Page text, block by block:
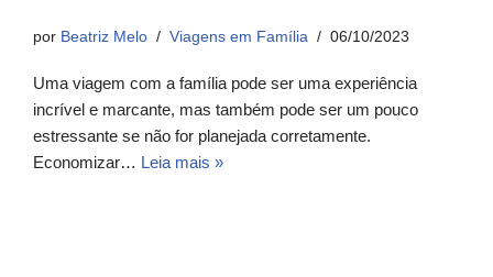
por Beatriz Melo Viagens em Família 06/10/2023
Uma viagem com a família pode ser uma experiência
incrível e marcante, mas também pode ser um pouco
estressante se não for planejada corretamente.
Economizar… Leia mais »